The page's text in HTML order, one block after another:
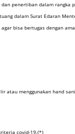
penertiban dalam rangka
dalam Surat Edaran
bisa bertugas dengan
atau menggunakan hand
covid-19.(*)